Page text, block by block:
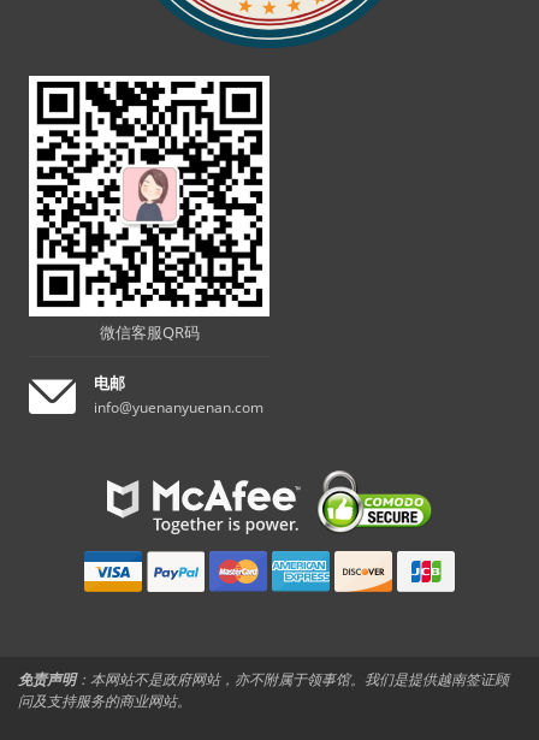
微信客服QR码
电邮
info@yuenanyuenan.com
免责声明：本网站不是政府网站，亦不附属于领事馆。我们是提供越南签证顾
问及支持服务的商业网站。